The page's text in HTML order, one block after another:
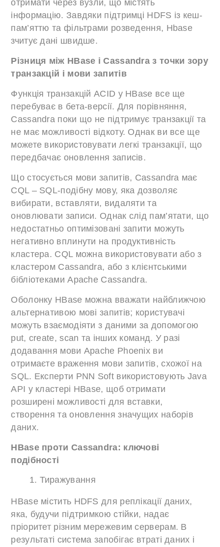
отримати через вузли, що містять
інформацію. Завдяки підтримці HDFS із кеш-
пам’яттю та фільтрами розведення, Hbase
зчитує дані швидше.
Різниця між HBase і Cassandra з точки зору
транзакцій і мови запитів
Функція транзакцій ACID у HBase все ще
перебуває в бета-версії. Для порівняння,
Cassandra поки що не підтримує транзакції та
не має можливості відкоту. Однак ви все ще
можете використовувати легкі транзакції, що
передбачає оновлення записів.
Що стосується мови запитів, Cassandra має
CQL – SQL-подібну мову, яка дозволяє
вибирати, вставляти, видаляти та
оновлювати записи. Однак слід пам’ятати, що
недостатньо оптимізовані запити можуть
негативно вплинути на продуктивність
кластера. CQL можна використовувати або з
кластером Cassandra, або з клієнтськими
бібліотеками Apache Cassandra.
Оболонку HBase можна вважати найближчою
альтернативою мові запитів; користувачі
можуть взаємодіяти з даними за допомогою
put, create, scan та інших команд. У разі
додавання мови Apache Phoenix ви
отримаєте враження мови запитів, схожої на
SQL. Експерти PNN Soft використовують Java
API у кластері HBase, щоб отримати
розширені можливості для вставки,
створення та оновлення значущих наборів
даних.
HBase проти Cassandra: ключові
подібності
Тиражування
HBase містить HDFS для реплікації даних,
яка, будучи підтримкою стійки, надає
пріоритет різним мережевим серверам. В
результаті система запобігає втраті даних і